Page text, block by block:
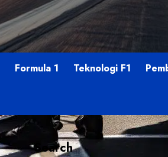
Formula 1 Teknologi F1
Search